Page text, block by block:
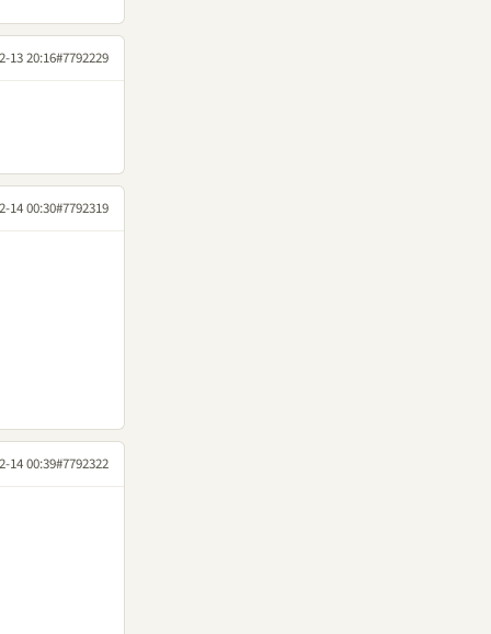
13 20:16#7792229
14 00:30#7792319
14 00:39#7792322